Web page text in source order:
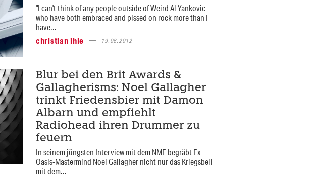
"I can't think of any people outside of Weird Al Yankovic
who have both embraced and pissed on rock more than I
have...
christian ihle
19.06.2012
Blur bei den Brit Awards &
Gallagherisms: Noel Gallagher
trinkt Friedensbier mit Damon
Albarn und empfiehlt
Radiohead ihren Drummer zu
feuern
In seinem jüngsten Interview mit dem NME begräbt Ex-
Oasis-Mastermind Noel Gallagher nicht nur das Kriegsbeil
mit dem...